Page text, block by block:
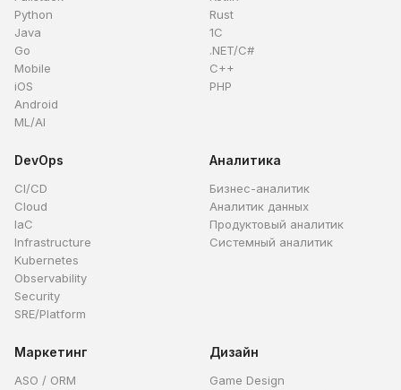
Python
Java
Go
Mobile
iOS
Android
ML/AI
Rust
1C
.NET/C#
C++
PHP
DevOps
CI/CD
Cloud
IaC
Infrastructure
Kubernetes
Observability
Security
SRE/Platform
Аналитика
Бизнес-аналитик
Аналитик данных
Продуктовый аналитик
Системный аналитик
Маркетинг
ASO / ORM
Дизайн
Game Design